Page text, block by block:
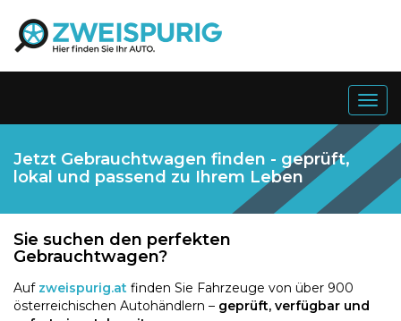
Jetzt Gebrauchtwagen finden - geprüft,
lokal und passend zu Ihrem Leben
Sie suchen den perfekten
Gebrauchtwagen?
Auf zweispurig.at finden Sie Fahrzeuge von über 900
österreichischen Autohändlern – geprüft, verfügbar und